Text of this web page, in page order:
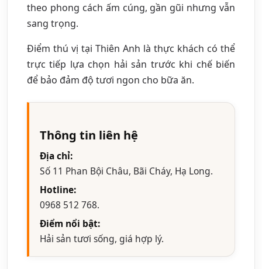
theo phong cách ấm cúng, gần gũi nhưng vẫn
sang trọng.
Điểm thú vị tại Thiên Anh là thực khách có thể
trực tiếp lựa chọn hải sản trước khi chế biến
để bảo đảm độ tươi ngon cho bữa ăn.
Thông tin liên hệ
Địa chỉ:
Số 11 Phan Bội Châu, Bãi Cháy, Hạ Long.
Hotline:
0968 512 768.
Điểm nổi bật:
Hải sản tươi sống, giá hợp lý.